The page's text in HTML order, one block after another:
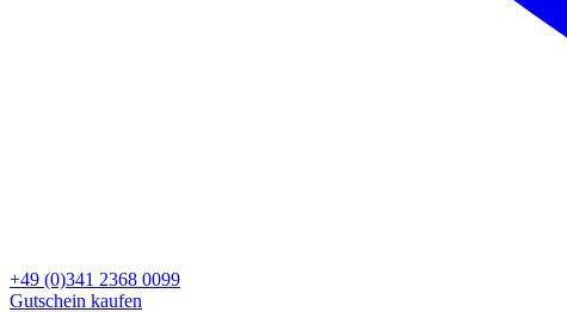
+49 (0)341 2368 0099
Gutschein kaufen